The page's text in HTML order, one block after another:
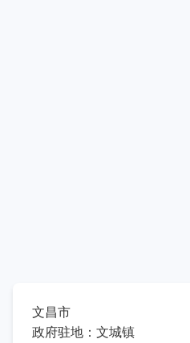
文昌市
政府驻地：文城镇